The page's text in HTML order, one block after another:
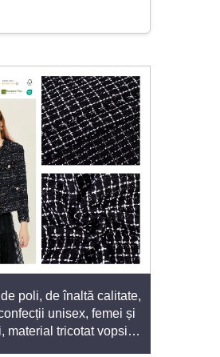
textile din
minimă.
sportivă și
în timpul activităților
la substanțe
poli, de înaltă calitate,
unisex, femei și
material tricotat vopsit